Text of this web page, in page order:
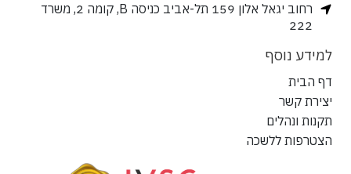
רחוב יגאל אלון 159 תל-אביב כניסה B, קומה 2, משרד
222
למידע נוסף
דף הבית
יצירת קשר
תקנות ונהלים
הצטרפות ללשכה